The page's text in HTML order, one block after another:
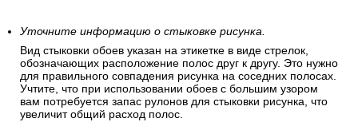
Уточните информацию о стыковке рисунка.
Вид стыковки обоев указан на этикетке в виде стрелок,
обозначающих расположение полос друг к другу. Это нужно
для правильного совпадения рисунка на соседних полосах.
Учтите, что при использовании обоев с большим узором
вам потребуется запас рулонов для стыковки рисунка, что
увеличит общий расход полос.